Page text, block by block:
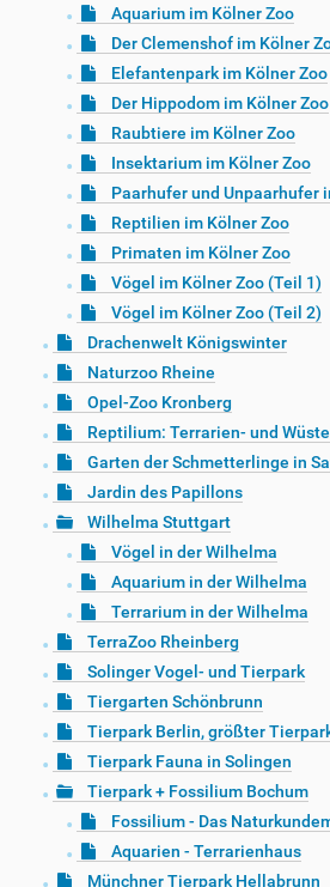
Aquarium im Kölner Zoo
Der Clemenshof im Kölner
Elefantenpark im Kölner Zoo
Der Hippodom im Kölner Zoo
Raubtiere im Kölner Zoo
Insektarium im Kölner Zoo
Paarhufer und Unpaarhufer
Reptilien im Kölner Zoo
Primaten im Kölner Zoo
Vögel im Kölner Zoo (Teil 1)
Vögel im Kölner Zoo (Teil 2)
Drachenwelt Königswinter
Naturzoo Rheine
Opel-Zoo Kronberg
Reptilium: Terrarien- und
Garten der Schmetterlinge in
Jardin des Papillons
Wilhelma Stuttgart
Vögel in der Wilhelma
Aquarium in der Wilhelma
Terrarium in der Wilhelma
TerraZoo Rheinberg
Solinger Vogel- und Tierpark
Tiergarten Schönbrunn
Tierpark Berlin, größter
Tierpark Fauna in Solingen
Tierpark + Fossilium Bochum
Fossilium - Das
Aquarien - Terrarienhaus
Münchner Tierpark Hellabrunn